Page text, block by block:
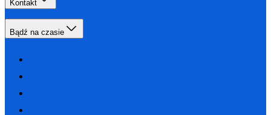
Kontakt
Bądź na czasie